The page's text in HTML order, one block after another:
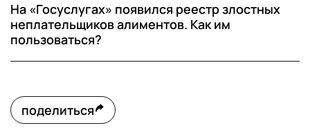
На «Госуслугах» появился реестр злостных
неплательщиков алиментов. Как им
пользоваться?
поделиться